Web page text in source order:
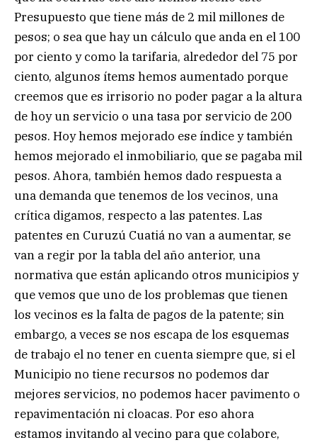
Presupuesto que tiene más de 2 mil millones de
pesos; o sea que hay un cálculo que anda en el 100
por ciento y como la tarifaria, alrededor del 75 por
ciento, algunos ítems hemos aumentado porque
creemos que es irrisorio no poder pagar a la altura
de hoy un servicio o una tasa por servicio de 200
pesos. Hoy hemos mejorado ese índice y también
hemos mejorado el inmobiliario, que se pagaba mil
pesos. Ahora, también hemos dado respuesta a
una demanda que tenemos de los vecinos, una
crítica digamos, respecto a las patentes. Las
patentes en Curuzú Cuatiá no van a aumentar, se
van a regir por la tabla del año anterior, una
normativa que están aplicando otros municipios y
que vemos que uno de los problemas que tienen
los vecinos es la falta de pagos de la patente; sin
embargo, a veces se nos escapa de los esquemas
de trabajo el no tener en cuenta siempre que, si el
Municipio no tiene recursos no podemos dar
mejores servicios, no podemos hacer pavimento o
repavimentación ni cloacas. Por eso ahora
estamos invitando al vecino para que colabore,